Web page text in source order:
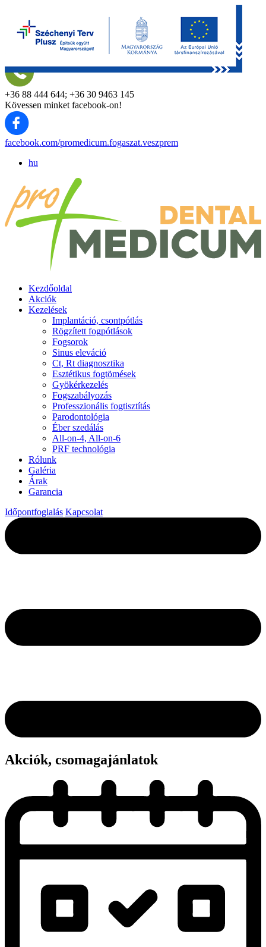
8200 Veszprém, Nárcisz utca 2.
+36 88 444 644; +36 30 9463 145
Kövessen minket facebook-on!
facebook.com/promedicum.fogaszat.veszprem
hu
Kezdőoldal
Akciók
Kezelések
Implantáció, csontpótlás
Rögzített fogpótlások
Fogsorok
Sinus eleváció
Ct, Rt diagnosztika
Esztétikus fogtömések
Gyökérkezelés
Fogszabályozás
Professzionális fogtisztítás
Parodontológia
Éber szedálás
All-on-4, All-on-6
PRF technológia
Rólunk
Galéria
Árak
Garancia
Időpontfoglalás Kapcsolat
Akciók, csomagajánlatok